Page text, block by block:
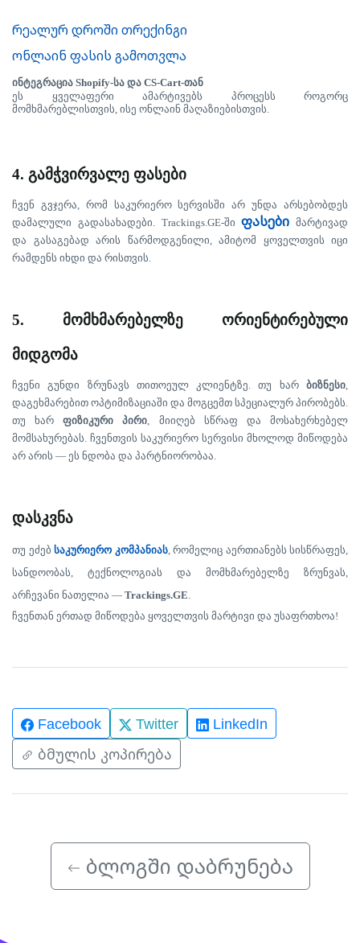
რეალურ დროში თრექინგი
ონლაინ ფასის გამოთვლა
ინტეგრაცია Shopify-სა და CS-Cart-თან
ეს
ყველაფერი ამარტივებს პროცესს
როგორც
მომხმარებლისთვის, ისე ონლაინ მაღაზიებისთვის.
4. გამჭვირვალე ფასები
ჩვენ გვჯერა, რომ საკურიერო სერვისში არ უნდა
არსებობდეს
დამალული გადასახადები. Trackings.GE-შიფასები მარტივად
და
გასაგებად არის წარმოდგენილი, ამიტომ ყოველთვის იცი
რამდენს იხდი და რისთვის.
5. მომხმარებელზე ორიენტირებული
მიდგომა
ჩვენი გუნდი ზრუნავს თითოეულ კლიენტზე.თუ ხარ ბიზნესი,
დაგეხმარებით ოპტიმიზაციაში და მოგცემთ სპეციალურ პირობებს.
თუ
ხარ ფიზიკური პირი, მიიღებ სწრაფ და
მოსახერხებელ
მომსახურებას. ჩვენთვის საკურიერო სერვისი მხოლოდ მიწოდება
არ არის — ეს ნდობა და პარტნიორობაა.
დასკვნა
თუ ეძებ საკურიერო კომპანიას, რომელიც აერთიანებს სისწრაფეს,
სანდოობას, ტექნოლოგიას და მომხმარებელზე ზრუნვას,
არჩევანი ნათელია — Trackings.GE.
ჩვენთან ერთად მიწოდება ყოველთვის მარტივი და უსაფრთხოა!
Facebook Twitter
LinkedIn
ბმულის კოპირება
ბლოგში დაბრუნება